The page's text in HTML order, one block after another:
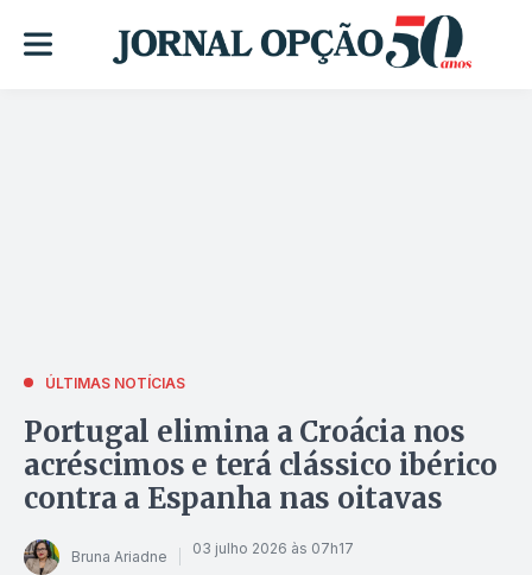
ÚLTIMAS NOTÍCIAS
Portugal elimina a Croácia nos
acréscimos e terá clássico ibérico
contra a Espanha nas oitavas
Bruna Ariadne 03 julho 2026 às 07h17